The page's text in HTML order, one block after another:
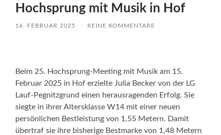
Hochsprung mit Musik in Hof
16. FEBRUAR 2025 / KEINE KOMMENTARE
Beim 25. Hochsprung-Meeting mit Musik am 15.
Februar 2025 in Hof erzielte Julia Becker von der LG
Lauf-Pegnitzgrund einen herausragenden Erfolg. Sie
siegte in ihrer Altersklasse W14 mit einer neuen
persönlichen Bestleistung von 1,55 Metern. Damit
übertraf sie ihre bisherige Bestmarke von 1,48 Metern